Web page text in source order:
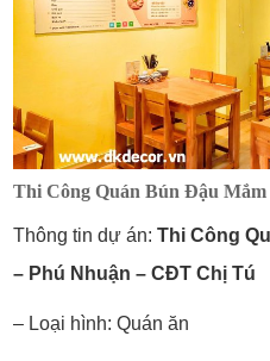
Thi Công Quán Bún Đậu
Thông tin dự án:Thi Công
– Phú Nhuận – CĐT Chị Tú
– Loại hình: Quán ăn